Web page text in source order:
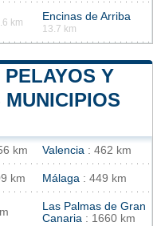
km Encinas de Arriba
13.7 km
PELAYOS Y
km Valencia : 462 km
km Málaga : 449 km
Las Palmas de Gran
Canaria : 1660 km